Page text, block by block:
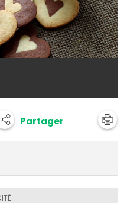
Partager